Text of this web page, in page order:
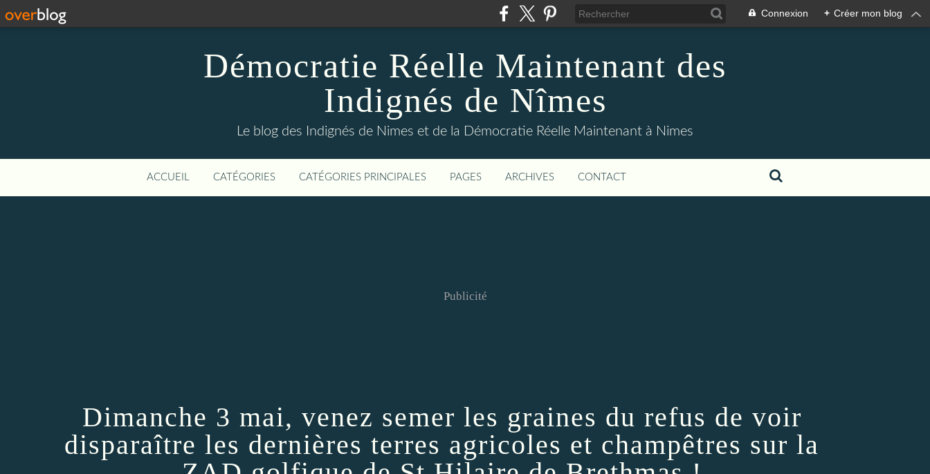
Connexion + Créer mon blog
Démocratie Réelle Maintenant des
Indignés de Nîmes
Le blog des Indignés de Nimes et de la Démocratie Réelle Maintenant à Nimes
ACCUEIL CATÉGORIES CATÉGORIES PRINCIPALES PAGES ARCHIVES CONTACT
Publicité
Dimanche 3 mai, venez semer les graines du refus de voir
disparaître les dernières terres agricoles et champêtres sur la